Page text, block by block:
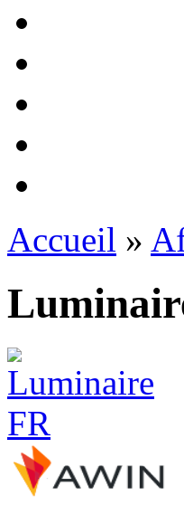
Accueil »